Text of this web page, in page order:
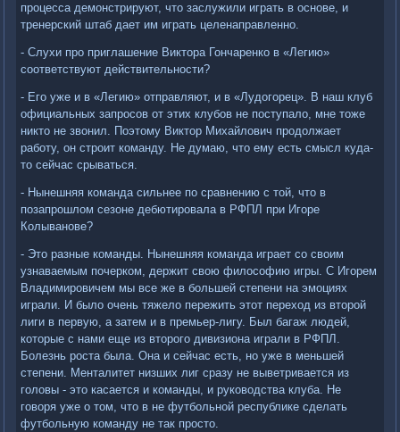
процесса демонстрируют, что заслужили играть в основе, и
тренерский штаб дает им играть целенаправленно.
- Слухи про приглашение Виктора Гончаренко в «Легию»
соответствуют действительности?
- Его уже и в «Легию» отправляют, и в «Лудогорец». В наш клуб
официальных запросов от этих клубов не поступало, мне тоже
никто не звонил. Поэтому Виктор Михайлович продолжает
работу, он строит команду. Не думаю, что ему есть смысл куда-
то сейчас срываться.
- Нынешняя команда сильнее по сравнению с той, что в
позапрошлом сезоне дебютировала в РФПЛ при Игоре
Колыванове?
- Это разные команды. Нынешняя команда играет со своим
узнаваемым почерком, держит свою философию игры. С Игорем
Владимировичем мы все же в большей степени на эмоциях
играли. И было очень тяжело пережить этот переход из второй
лиги в первую, а затем и в премьер-лигу. Был багаж людей,
которые с нами еще из второго дивизиона играли в РФПЛ.
Болезнь роста была. Она и сейчас есть, но уже в меньшей
степени. Менталитет низших лиг сразу не выветривается из
головы - это касается и команды, и руководства клуба. Не
говоря уже о том, что в не футбольной республике сделать
футбольную команду не так просто.